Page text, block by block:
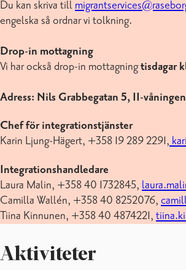
Du kan skriva till
engelska så ordnar vi tolkning.
Drop-in mottagning
Vi har också drop-in mottagningtisdagar
Adress: Nils Grabbegatan 5, II-
Chef för integrationstjänster
Karin Ljung-Hägert, +358 19 289 2291,
Integrationshandledare
Laura Malin, +358 40 1732845,
Camilla Wallén, +358 40 8252076,
Tiina Kinnunen, +358 40 4874221,
Aktiviteter